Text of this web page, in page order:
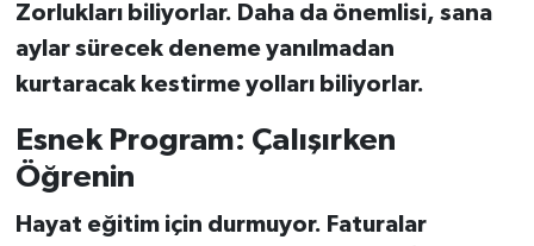
Zorlukları biliyorlar. Daha da önemlisi, sana
aylar sürecek deneme yanılmadan
kurtaracak kestirme yolları biliyorlar.
Esnek Program: Çalışırken
Öğrenin
Hayat eğitim için durmuyor. Faturalar